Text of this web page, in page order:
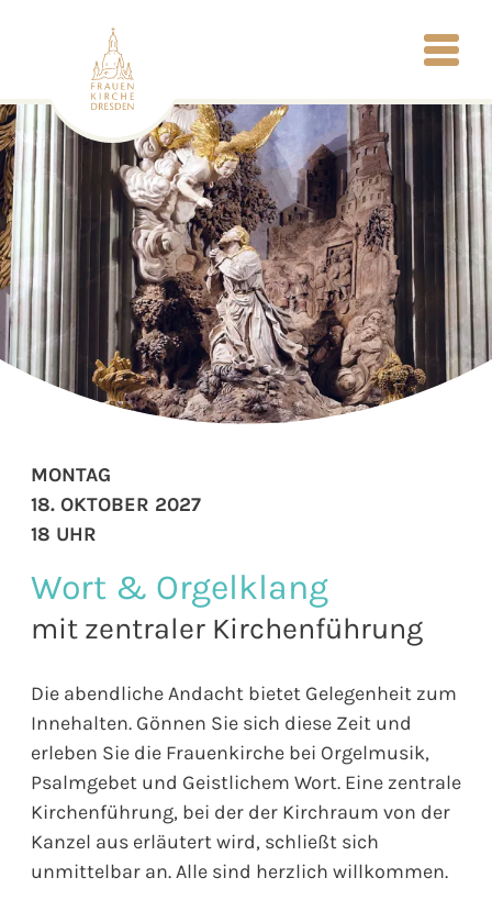
Wort & Orgelklang
mit zentraler Kirchenführung
Die abendliche Andacht bietet Gelegenheit zum
Innehalten. Gönnen Sie sich diese Zeit und
erleben Sie die Frauenkirche bei Orgelmusik,
Psalmgebet und Geistlichem Wort. Eine zentrale
Kirchenführung, bei der der Kirchraum von der
Kanzel aus erläutert wird, schließt sich
unmittelbar an. Alle sind herzlich willkommen.
MONTAG
18. OKTOBER 2027
18 UHR